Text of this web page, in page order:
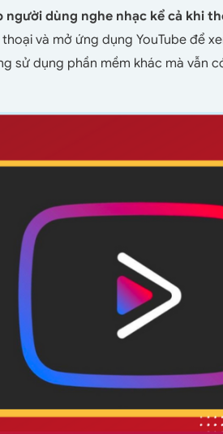
người dùng nghe nhạc kể cả khi
và mở ứng dụng YouTube để
sử dụng phần mềm khác mà vẫn